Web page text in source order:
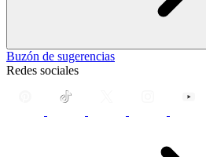
Buzón de sugerencias
Redes sociales